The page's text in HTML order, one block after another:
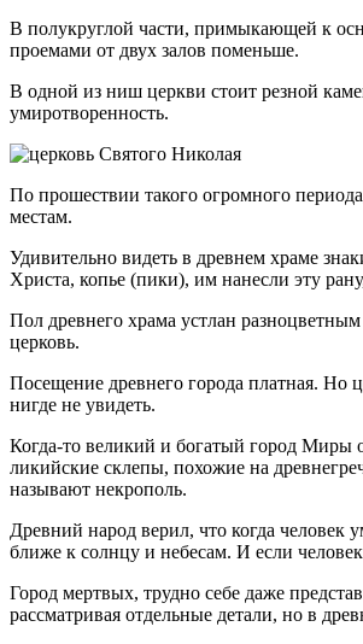
В полукруглой части, примыкающей к
проемами от двух залов поменьше.
В одной из ниш церкви стоит резной
умиротворенность.
По прошествии такого огромного
местам.
Удивительно видеть в древнем храме
Христа, копье (пики), им нанесли эту
Пол древнего храма устлан
церковь.
Посещение древнего города платная. Но
нигде не увидеть.
Когда-то великий и богатый город Миры
ликийские склепы, похожие на
называют некрополь.
Древний народ верил, что когда человек
ближе к солнцу и небесам. И если
Город мертвых, трудно себе даже
рассматривая отдельные детали, но в